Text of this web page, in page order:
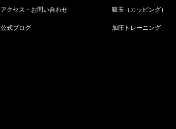
アクセス・お問い合わせ
公式ブログ
吸玉（カッピング）
加圧トレーニング